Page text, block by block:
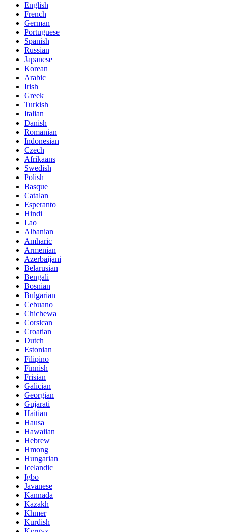
English
French
German
Portuguese
Spanish
Russian
Japanese
Korean
Arabic
Irish
Greek
Turkish
Italian
Danish
Romanian
Indonesian
Czech
Afrikaans
Swedish
Polish
Basque
Catalan
Esperanto
Hindi
Lao
Albanian
Amharic
Armenian
Azerbaijani
Belarusian
Bengali
Bosnian
Bulgarian
Cebuano
Chichewa
Corsican
Croatian
Dutch
Estonian
Filipino
Finnish
Frisian
Galician
Georgian
Gujarati
Haitian
Hausa
Hawaiian
Hebrew
Hmong
Hungarian
Icelandic
Igbo
Javanese
Kannada
Kazakh
Khmer
Kurdish